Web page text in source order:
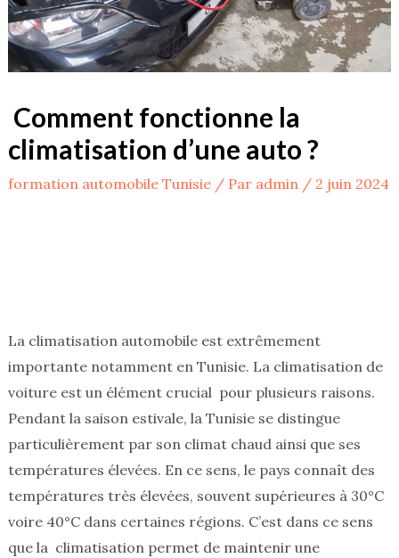
Comment fonctionne la
climatisation d’une auto ?
formation automobile Tunisie/ Par admin / 2 juin 2024
La climatisation automobile est extrêmement
importante notamment en Tunisie. La climatisation de
voiture est un élément crucial pour plusieurs raisons.
Pendant la saison estivale, la Tunisie se distingue
particulièrement par son climat chaud ainsi que ses
températures élevées. En ce sens, le pays connaît des
températures très élevées, souvent supérieures à 30°C
voire 40°C dans certaines régions. C’est dans ce sens
que la climatisation permet de maintenir une